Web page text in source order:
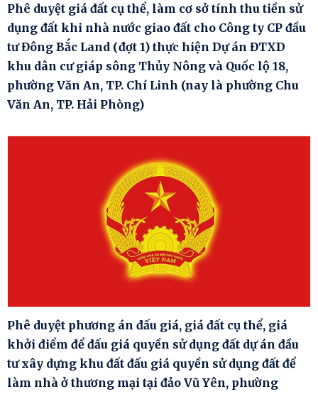
Phê duyệt giá đất cụ thể, làm cơ sở tính thu tiền sử
dụng đất khi nhà nước giao đất cho Công ty CP đầu
tư Đông Bắc Land (đợt 1) thực hiện Dự án ĐTXD
khu dân cư giáp sông Thủy Nông và Quốc lộ 18,
phường Văn An, TP. Chí Linh (nay là phường Chu
Văn An, TP. Hải Phòng)
Phê duyệt phương án đấu giá, giá đất cụ thể, giá
khởi điểm để đấu giá quyền sử dụng đất dự án đầu
tư xây dựng khu đất đấu giá quyền sử dụng đất để
làm nhà ở thương mại tại đảo Vũ Yên, phường